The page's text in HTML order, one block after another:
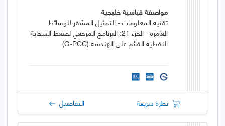
مواصفة قياسية خليجية
تقنية المعلومات - التمثيل المشفر للوسائط
الغامرة - الجزء 21: البرنامج المرجعي لضغط السحابة
النقطية القائم على الهندسة (G-PCC)
نظرة سريعة التفاصيل